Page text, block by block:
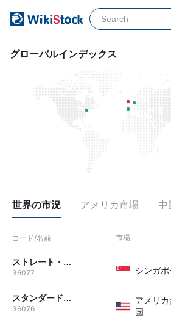
グローバルインデックス
世界の市況 アメリカ市場 中
コード/名前
ストレート・タイムズ指数
36077
スタンダード・アンド・プアーズ500
36076
市場
シンガ
アメリ
国